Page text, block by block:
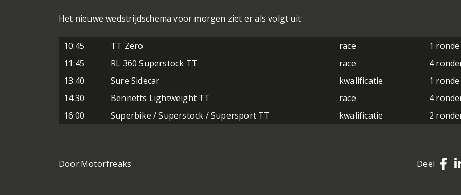
Het nieuwe wedstrijdschema voor morgen ziet er als volgt uit:
10:45 TT Zero race
1 ronde
11:45
RL 360 Superstock TT race
4
13:40
Sure Sidecar kwalificatie
1 ronde
14:30
Bennetts Lightweight TT race
4
16:00
Superbike / Superstock / Supersport TT kwalificatie 2
Door:Motorfreaks Deel